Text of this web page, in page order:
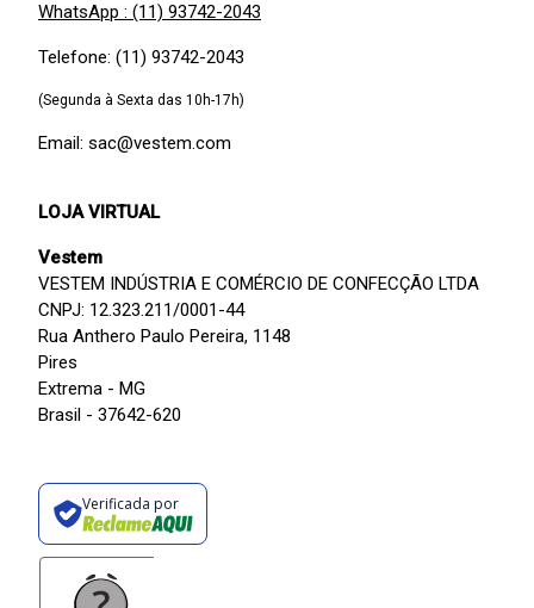
WhatsApp : (11) 93742-2043
Telefone: (11) 93742-2043
(Segunda à Sexta das 10h-17h)
Email: sac@vestem.com
LOJA VIRTUAL
Vestem
VESTEM INDÚSTRIA E COMÉRCIO DE CONFECÇÃO LTDA
CNPJ: 12.323.211/0001-44
Rua Anthero Paulo Pereira, 1148
Pires
Extrema - MG
Brasil - 37642-620
Verificada por